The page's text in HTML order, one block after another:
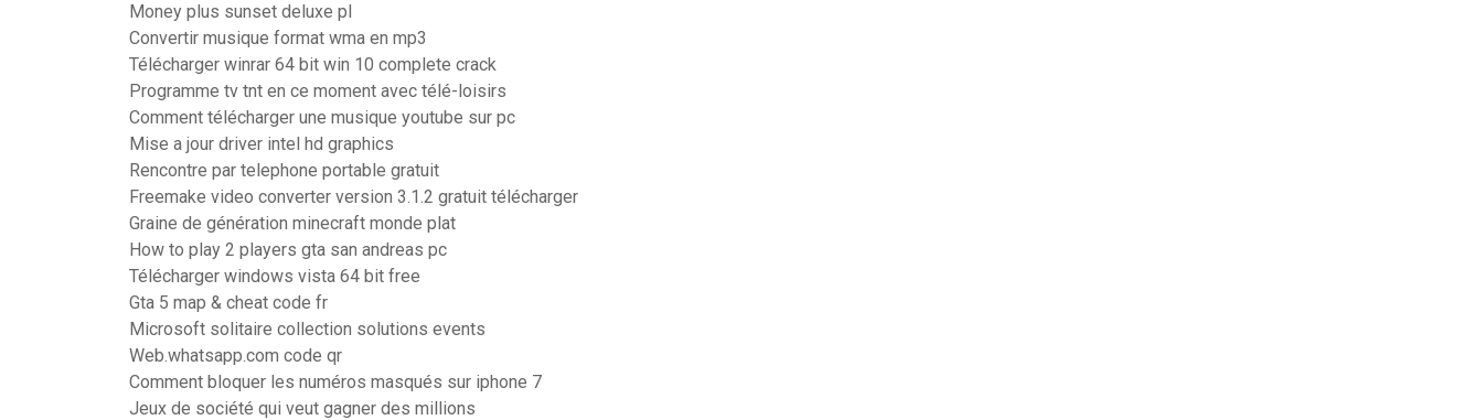
Money plus sunset deluxe pl
Convertir musique format wma en mp3
Télécharger winrar 64 bit win 10 complete crack
Programme tv tnt en ce moment avec télé-loisirs
Comment télécharger une musique youtube sur pc
Mise a jour driver intel hd graphics
Rencontre par telephone portable gratuit
Freemake video converter version 3.1.2 gratuit télécharger
Graine de génération minecraft monde plat
How to play 2 players gta san andreas pc
Télécharger windows vista 64 bit free
Gta 5 map & cheat code fr
Microsoft solitaire collection solutions events
Web.whatsapp.com code qr
Comment bloquer les numéros masqués sur iphone 7
Jeux de société qui veut gagner des millions